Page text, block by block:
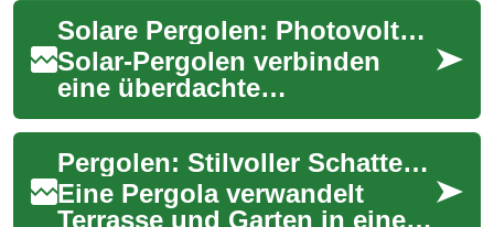
spendet Schatten, definiert
Wohnzonen...
Solare Pergolen: Photovoltaik im Garten und am Haus
Solar-Pergolen verbinden
eine überdachte
Aufenthaltsfläche im Freien
mit integrierten
Solarmodulen, die
Sonnenlicht i...
Pergolen: Stilvoller Schatten für Terrasse und Garten
Eine Pergola verwandelt
Terrasse und Garten in einen